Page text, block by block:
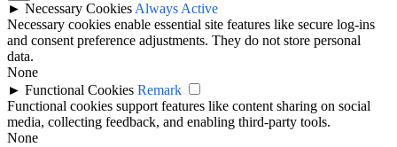
► Necessary Cookies Always Active
Necessary cookies enable essential site features like secure log-ins
and consent preference adjustments. They do not store personal
data.
None
► Functional Cookies Remark
Functional cookies support features like content sharing on social
media, collecting feedback, and enabling third-party tools.
None